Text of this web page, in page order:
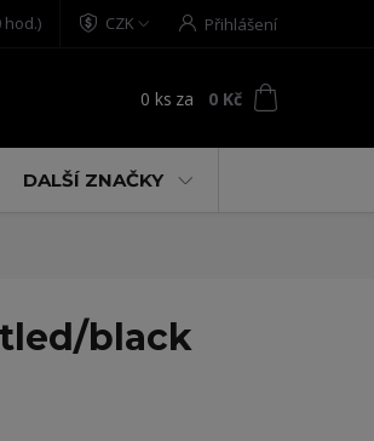
CZK Přihlášení
hod.)
0 ks za 0 Kč
DALŠÍ ZNAČKY
black